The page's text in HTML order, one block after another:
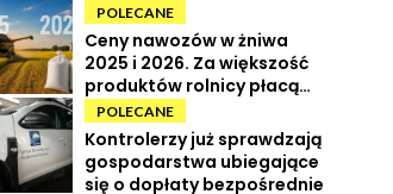
POLECANE
Ceny nawozów w żniwa
2025 i 2026. Za większość
produktów rolnicy płacą
więcej
POLECANE
Kontrolerzy już sprawdzają
gospodarstwa ubiegające
się o dopłaty bezpośrednie